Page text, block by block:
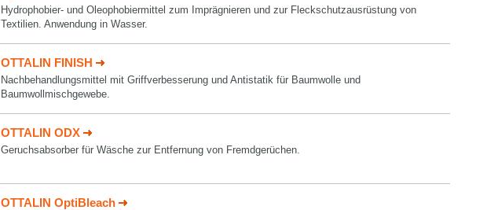
Hydrophobier- und Oleophobiermittel zum Imprägnieren und zur Fleckschutzausrüstung von
Textilien. Anwendung in Wasser.
OTTALIN FINISH
Nachbehandlungsmittel mit Griffverbesserung und Antistatik für Baumwolle und
Baumwollmischgewebe.
OTTALIN ODX
Geruchsabsorber für Wäsche zur Entfernung von Fremdgerüchen.
OTTALIN OptiBleach